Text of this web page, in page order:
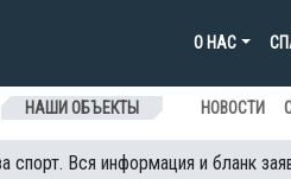
О НАС
НАШИ ОБЪЕКТЫ НОВОСТИ
спорт. Вся информация и бланк